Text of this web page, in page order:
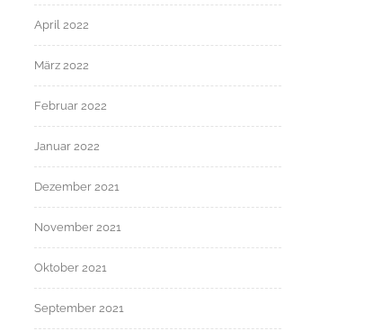
April 2022
März 2022
Februar 2022
Januar 2022
Dezember 2021
November 2021
Oktober 2021
September 2021